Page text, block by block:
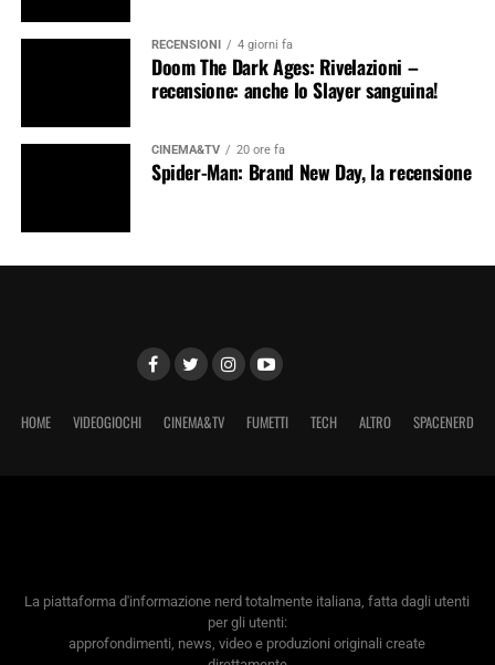
RECENSIONI 4 giorni fa
Doom The Dark Ages: Rivelazioni –
recensione: anche lo Slayer sanguina!
CINEMA&TV 20 ore fa
Spider-Man: Brand New Day, la recensione
HOME VIDEOGIOCHI CINEMA&TV FUMETTI TECH ALTRO SPACENERD
La piattaforma d'informazione nerd totalmente italiana, fatta dagli utenti
per gli utenti:
approfondimenti, news, video e produzioni originali create